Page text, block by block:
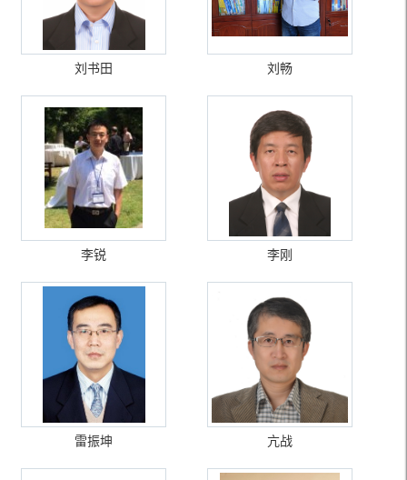
刘书田 刘畅
李锐 李刚
雷振坤 亢战